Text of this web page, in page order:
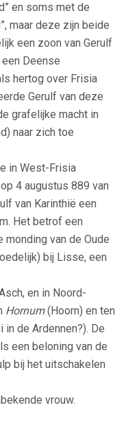
en soms met de
maar deze zijn beide
een zoon van Gerulf
Deense
hertog over Frisia
Gerulf van deze
grafelijke macht in
naar zich toe
in West-Frisia
4 augustus 889 van
van Karinthië een
Het betrof een
van de Oude
bij Lisse, een
en in Noord-
Hornum(Hoorn) en ten
in de Ardennen?). De
een beloning van de
bij het uitschakelen
vrouw.